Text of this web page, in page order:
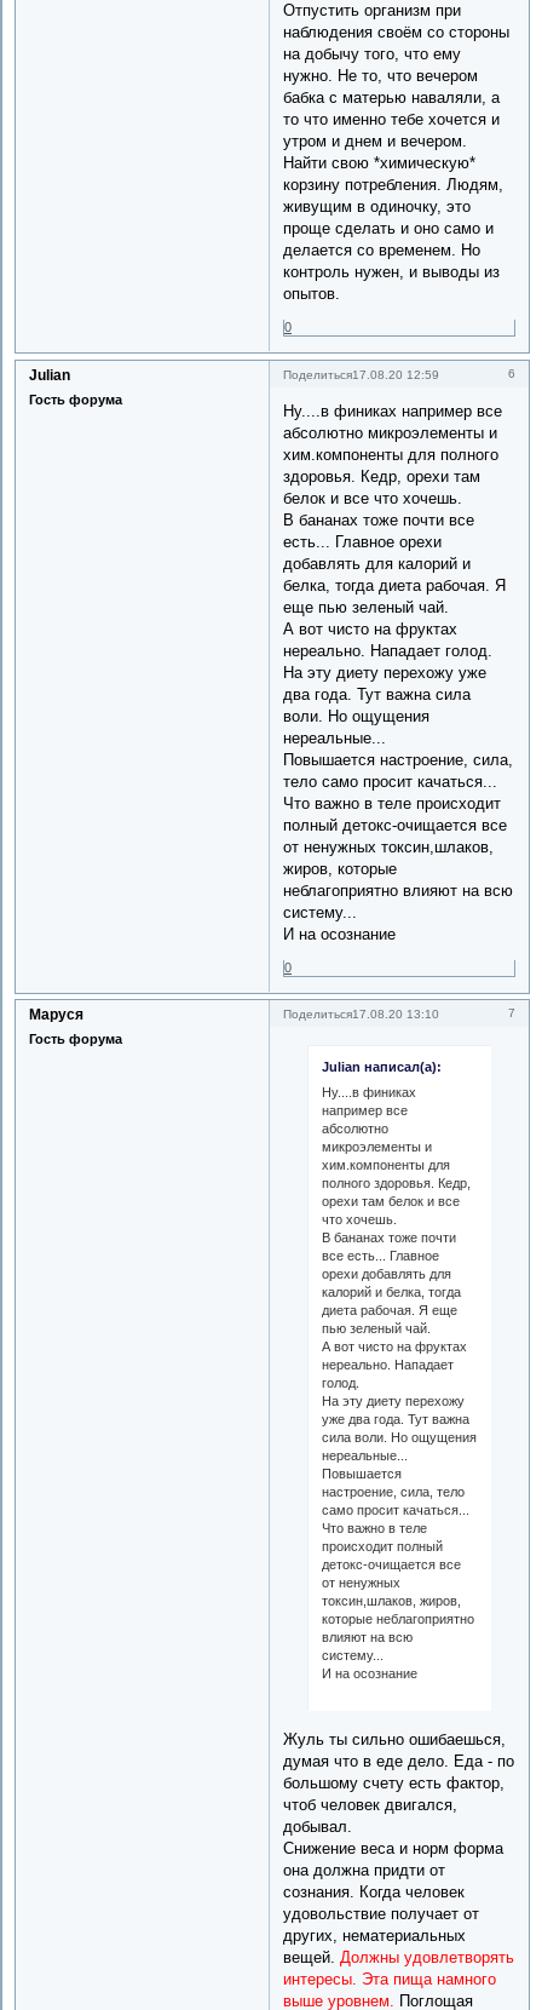
Отпустить организм при
наблюдения своём со стороны
на добычу того, что ему
нужно. Не то, что вечером
бабка с матерью наваляли, а
то что именно тебе хочется и
утром и днем и вечером.
Найти свою *химическую*
корзину потребления. Людям,
живущим в одиночку, это
проще сделать и оно само и
делается со временем. Но
контроль нужен, и выводы из
опытов.
0
Поделиться 6
17.08.20 12:59
Julian
Гость форума
Ну....в финиках например все
абсолютно микроэлементы и
хим.компоненты для полного
здоровья. Кедр, орехи там
белок и все что хочешь.
В бананах тоже почти все
есть... Главное орехи
добавлять для калорий и
белка, тогда диета рабочая. Я
еще пью зеленый чай.
А вот чисто на фруктах
нереально. Нападает голод.
На эту диету перехожу уже
два года. Тут важна сила
воли. Но ощущения
нереальные...
Повышается настроение, сила,
тело само просит качаться...
Что важно в теле происходит
полный детокс-очищается все
от ненужных токсин,шлаков,
жиров, которые
неблагоприятно влияют на всю
систему...
И на осознание
0
Поделиться 7
17.08.20 13:10
Маруся
Гость форума
Julian написал(а):
Ну....в финиках
например все
абсолютно
микроэлементы и
хим.компоненты для
полного здоровья. Кедр,
орехи там белок и все
что хочешь.
В бананах тоже почти
все есть... Главное
орехи добавлять для
калорий и белка, тогда
диета рабочая. Я еще
пью зеленый чай.
А вот чисто на фруктах
нереально. Нападает
голод.
На эту диету перехожу
уже два года. Тут важна
сила воли. Но ощущения
нереальные...
Повышается
настроение, сила, тело
само просит качаться...
Что важно в теле
происходит полный
детокс-очищается все
от ненужных
токсин,шлаков, жиров,
которые неблагоприятно
влияют на всю
систему...
И на осознание
Жуль ты сильно ошибаешься,
думая что в еде дело. Еда - по
большому счету есть фактор,
чтоб человек двигался,
добывал.
Снижение веса и норм форма
она должна придти от
сознания. Когда человек
удовольствие получает от
других, нематериальных
вещей.Должны удовлетворять
интересы. Эта пища намного
выше уровнем. Поглощая